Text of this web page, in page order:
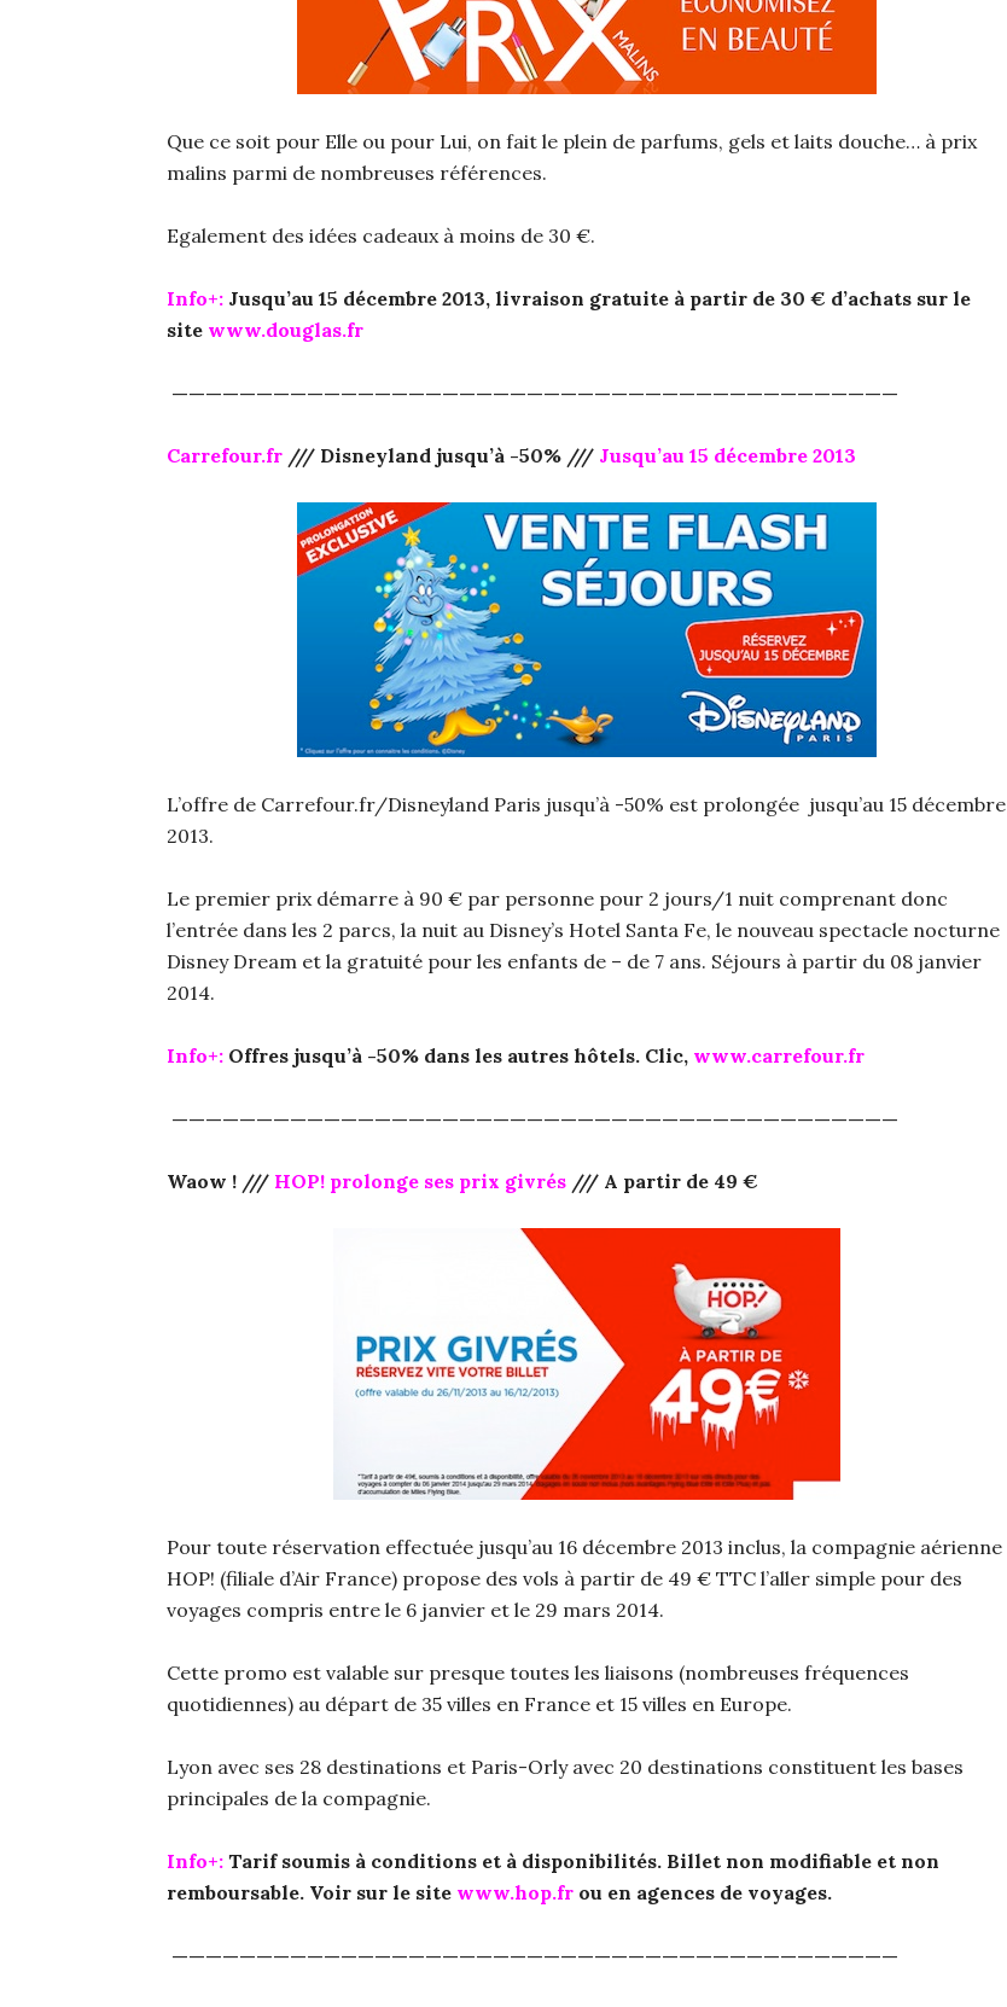
Que ce soit pour Elle ou pour Lui, on fait le plein de parfums, gels et laits douche… à prix
malins parmi de nombreuses références.
Egalement des idées cadeaux à moins de 30 €.
Info+: Jusqu’au 15 décembre 2013, livraison gratuite à partir de 30 € d’achats sur le
site www.douglas.fr
———————————————————————————————————————————
Carrefour.fr /// Disneyland jusqu’à -50% /// Jusqu’au 15 décembre 2013
L’offre de Carrefour.fr/Disneyland Paris jusqu’à -50% est prolongée jusqu’au 15 décembre
2013.
Le premier prix démarre à 90 € par personne pour 2 jours/1 nuit comprenant donc
l’entrée dans les 2 parcs, la nuit au Disney’s Hotel Santa Fe, le nouveau spectacle nocturne
Disney Dream et la gratuité pour les enfants de – de 7 ans. Séjours à partir du 08 janvier
2014.
Info+: Offres jusqu’à -50% dans les autres hôtels. Clic, www.carrefour.fr
———————————————————————————————————————————
Waow ! /// HOP! prolonge ses prix givrés /// A partir de 49 €
Pour toute réservation effectuée jusqu’au 16 décembre 2013 inclus, la compagnie aérienne
HOP! (filiale d’Air France) propose des vols à partir de 49 € TTC l’aller simple pour des
voyages compris entre le 6 janvier et le 29 mars 2014.
Cette promo est valable sur presque toutes les liaisons (nombreuses fréquences
quotidiennes) au départ de 35 villes en France et 15 villes en Europe.
Lyon avec ses 28 destinations et Paris-Orly avec 20 destinations constituent les bases
principales de la compagnie.
Info+: Tarif soumis à conditions et à disponibilités. Billet non modifiable et non
remboursable. Voir sur le site www.hop.fr ou en agences de voyages.
———————————————————————————————————————————